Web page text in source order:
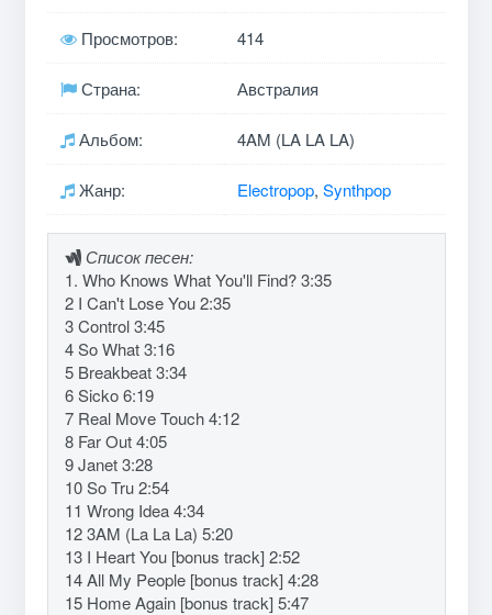
Просмотров: 414
Страна: Австралия
Альбом: 4AM (LA LA LA)
Жанр: Electropop, Synthpop
Список песен:
1. Who Knows What You'll Find? 3:35
2 I Can't Lose You 2:35
3 Control 3:45
4 So What 3:16
5 Breakbeat 3:34
6 Sicko 6:19
7 Real Move Touch 4:12
8 Far Out 4:05
9 Janet 3:28
10 So Tru 2:54
11 Wrong Idea 4:34
12 3AM (La La La) 5:20
13 I Heart You [bonus track] 2:52
14 All My People [bonus track] 4:28
15 Home Again [bonus track] 5:47